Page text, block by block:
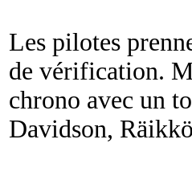
Les pilotes
de vérification.
chrono avec un
Davidson,